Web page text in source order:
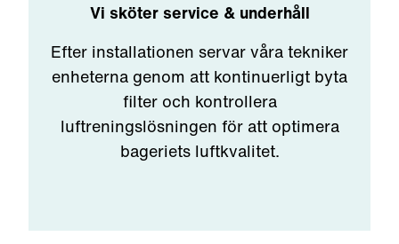
Vi sköter service & underhåll
Efter installationen servar våra tekniker
enheterna genom att kontinuerligt byta
filter och kontrollera
luftreningslösningen för att optimera
bageriets luftkvalitet.